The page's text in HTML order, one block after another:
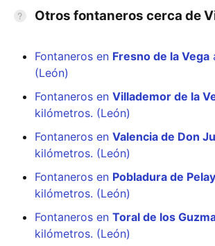
Otros fontaneros cerca de
Fontaneros en Fresno de la Vega
(León)
Fontaneros en Villademor de la
kilómetros. (León)
Fontaneros en Valencia de Don
kilómetros. (León)
Fontaneros en Pobladura de
kilómetros. (León)
Fontaneros en Toral de los
kilómetros. (León)